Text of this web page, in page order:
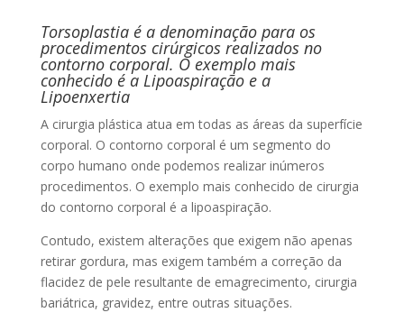
Torsoplastia é a denominação para os
procedimentos cirúrgicos realizados no
contorno corporal. O exemplo mais
conhecido é a Lipoaspiração e a
Lipoenxertia
A cirurgia plástica atua em todas as áreas da superfície
corporal. O contorno corporal é um segmento do
corpo humano onde podemos realizar inúmeros
procedimentos. O exemplo mais conhecido de cirurgia
do contorno corporal é a lipoaspiração.
Contudo, existem alterações que exigem não apenas
retirar gordura, mas exigem também a correção da
flacidez de pele resultante de emagrecimento, cirurgia
bariátrica, gravidez, entre outras situações.